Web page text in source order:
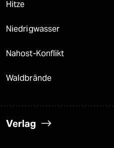
Hitze
Niedrigwasser
Nahost-Konflikt
Waldbrände
Verlag